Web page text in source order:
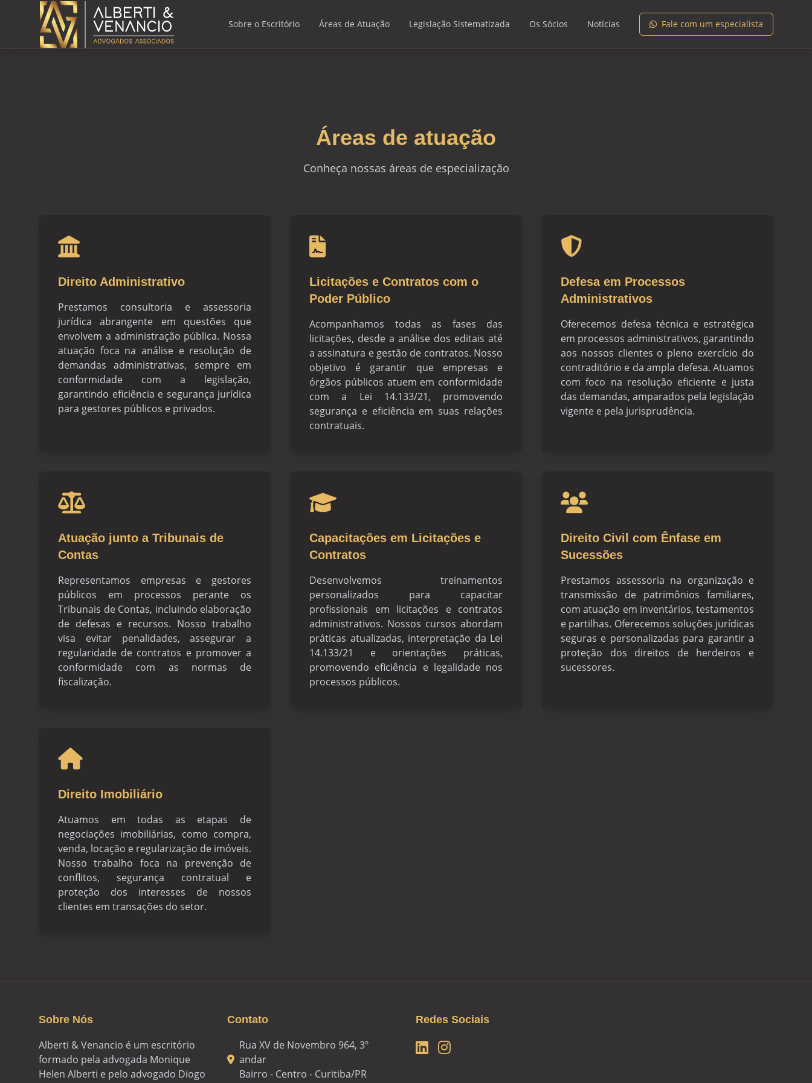
Sobre o Escritório Áreas de Atuação Legislação Sistematizada Os Sócios Notícias Fale com um especialista
Áreas de atuação
Conheça nossas áreas de especialização
Direito Administrativo
Prestamos consultoria e assessoria
jurídica abrangente em questões que
envolvem a administração pública. Nossa
atuação foca na análise e resolução de
demandas administrativas, sempre em
conformidade com a legislação,
garantindo eficiência e segurança jurídica
para gestores públicos e privados.
Licitações e Contratos com o
Poder Público
Acompanhamos todas as fases das
licitações, desde a análise dos editais até
a assinatura e gestão de contratos. Nosso
objetivo é garantir que empresas e
órgãos públicos atuem em conformidade
com a Lei 14.133/21, promovendo
segurança e eficiência em suas relações
contratuais.
Defesa em Processos
Administrativos
Oferecemos defesa técnica e estratégica
em processos administrativos, garantindo
aos nossos clientes o pleno exercício do
contraditório e da ampla defesa. Atuamos
com foco na resolução eficiente e justa
das demandas, amparados pela legislação
vigente e pela jurisprudência.
Atuação junto a Tribunais de
Contas
Representamos empresas e gestores
públicos em processos perante os
Tribunais de Contas, incluindo elaboração
de defesas e recursos. Nosso trabalho
visa evitar penalidades, assegurar a
regularidade de contratos e promover a
conformidade com as normas de
fiscalização.
Capacitações em Licitações e
Contratos
Desenvolvemos treinamentos
personalizados para capacitar
profissionais em licitações e contratos
administrativos. Nossos cursos abordam
práticas atualizadas, interpretação da Lei
14.133/21 e orientações práticas,
promovendo eficiência e legalidade nos
processos públicos.
Direito Civil com Ênfase em
Sucessões
Prestamos assessoria na organização e
transmissão de patrimônios familiares,
com atuação em inventários, testamentos
e partilhas. Oferecemos soluções jurídicas
seguras e personalizadas para garantir a
proteção dos direitos de herdeiros e
sucessores.
Direito Imobiliário
Atuamos em todas as etapas de
negociações imobiliárias, como compra,
venda, locação e regularização de imóveis.
Nosso trabalho foca na prevenção de
conflitos, segurança contratual e
proteção dos interesses de nossos
clientes em transações do setor.
Sobre Nós
Alberti & Venancio é um escritório
formado pela advogada Monique
Helen Alberti e pelo advogado Diogo
Contato
Rua XV de Novembro 964, 3º
andar
Bairro - Centro - Curitiba/PR
Redes Sociais